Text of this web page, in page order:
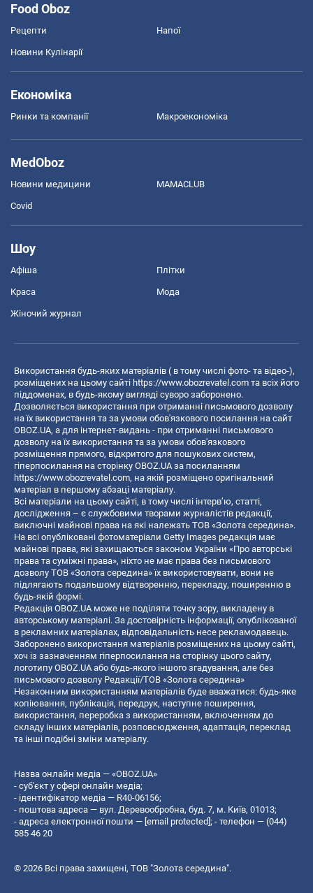
Food Oboz
Рецепти Напої
Новини Кулінарії
Економіка
Ринки та компанії Макроекономіка
MedOboz
Новини медицини MAMACLUB
Covid
Шоу
Афіша Плітки
Краса Мода
Жіночий журнал
Використання будь-яких матеріалів ( в тому числі фото- та відео-),
розміщених на цьому сайті https://www.obozrevatel.com та всіх його
піддоменах, в будь-якому вигляді суворо заборонено.
Дозволяється використання при отриманні письмового дозволу
на їх використання та за умови обов'язкового посилання на сайт
OBOZ.UA, а для інтернет-видань - при отриманні письмового
дозволу на їх використання та за умови обов'язкового
розміщення прямого, відкритого для пошукових систем,
гіперпосилання на сторінку OBOZ.UA за посиланням
https://www.obozrevatel.com, на якій розміщено оригінальний
матеріал в першому абзаці матеріалу.
Всі матеріали на цьому сайті, в тому числі інтерв’ю, статті,
дослідження – є службовими творами журналістів редакції,
виключні майнові права на які належать ТОВ «Золота середина».
На всі опубліковані фотоматеріали Getty Images редакція має
майнові права, які захищаються законом України «Про авторські
права та суміжні права», ніхто не має права без письмового
дозволу ТОВ «Золота середина» їх використовувати, вони не
підлягають подальшому відтворенню, перекладу, поширенню в
будь-якій формі.
Редакція OBOZ.UA може не поділяти точку зору, викладену в
авторському матеріалі. За достовірність інформації, опублікованої
в рекламних матеріалах, відповідальність несе рекламодавець.
Заборонено використання матеріалів розміщених на цьому сайті,
хоч із зазначенням гіперпосилання на сторінку цього сайту,
логотипу OBOZ.UA або будь-якого іншого згадування, але без
письмового дозволу Редакції/ТОВ «Золота середина»
Незаконним використанням матеріалів буде вважатися: будь-яке
копiювання, публiкацiя, передрук, наступне поширення,
використання, переробка з використанням, включенням до
складу інших матеріалів, розповсюдження, адаптація, переклад
та інші подібні зміни матеріалу.
Назва онлайн медіа — «OBOZ.UA»
- суб'єкт у сфері онлайн медіа;
- ідентифікатор медіа — R40-06156;
- поштова адреса — вул. Деревообробна, буд. 7, м. Київ, 01013;
- адреса електронної пошти — [email protected]; - телефон — (044)
585 46 20
© 2026 Всі права захищені, ТОВ "Золота середина".